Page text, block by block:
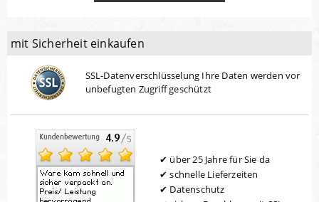
mit Sicherheit einkaufen
SSL-Datenverschlüsselung Ihre Daten werden vor
unbefugten Zugriff geschützt
über 25 Jahre für Sie da
schnelle Lieferzeiten
Datenschutz